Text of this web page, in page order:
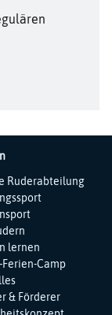
Ruderabteilung
lernen
Ferien-Camp
& Förderer